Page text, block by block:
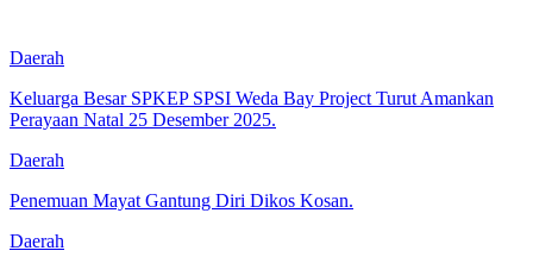
Daerah
Keluarga Besar SPKEP SPSI Weda Bay Project Turut Amankan
Perayaan Natal 25 Desember 2025.
Daerah
Penemuan Mayat Gantung Diri Dikos Kosan.
Daerah